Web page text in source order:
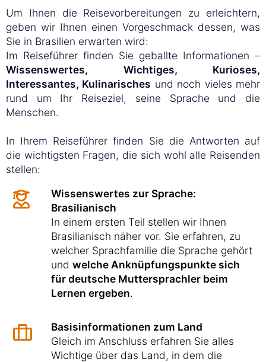
Um Ihnen die Reisevorbereitungen zu erleichtern,
geben wir Ihnen einen Vorgeschmack dessen, was
Sie in Brasilien erwarten wird:
Im Reiseführer finden Sie geballte Informationen –
Wissenswertes, Wichtiges, Kurioses,
Interessantes, Kulinarisches und noch vieles mehr
rund um Ihr Reiseziel, seine Sprache und die
Menschen.
In Ihrem Reiseführer finden Sie die Antworten auf
die wichtigsten Fragen, die sich wohl alle Reisenden
stellen:
Wissenswertes zur Sprache:
Brasilianisch
In einem ersten Teil stellen wir Ihnen
Brasilianisch näher vor. Sie erfahren, zu
welcher Sprachfamilie die Sprache gehört
und welche Anknüpfungspunkte sich
für deutsche Muttersprachler beim
Lernen ergeben.
Basisinformationen zum Land
Gleich im Anschluss erfahren Sie alles
Wichtige über das Land, in dem die